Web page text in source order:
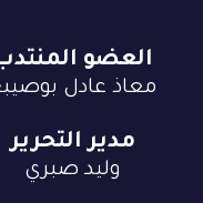
العضو
معاذ عادل
مدير التحرير
وليد صبري